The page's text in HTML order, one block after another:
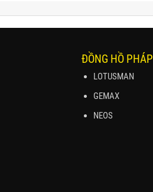
ĐỒNG HỒ PHÁP
LOTUSMAN
GEMAX
NEOS